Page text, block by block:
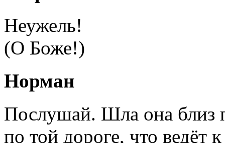
Неужель!
(О Боже!)
Норман
Послушай. Шла она близ
по той дороге, что ведёт